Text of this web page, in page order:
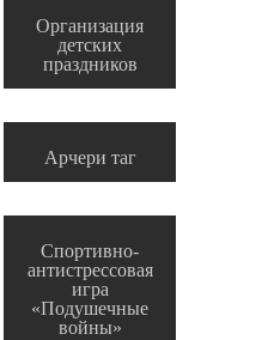
Организация
детских
праздников
Арчери таг
Спортивно-
антистрессовая
игра
«Подушечные
войны»